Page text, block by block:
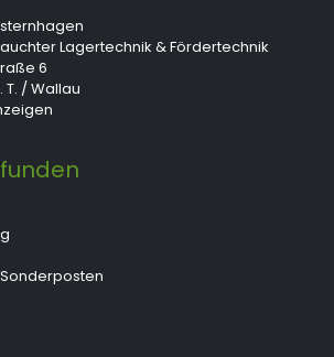
Lagertechnik & Fördertechnik
6
T. / Wallau